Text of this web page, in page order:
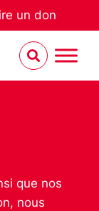
un don
que nos
nous